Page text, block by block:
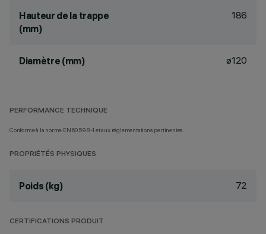
Hauteur de la trappe
(mm)
186
Diamètre (mm) ø120
PERFORMANCE TECHNIQUE
Conforme à la norme EN60598-1 et aux réglementations pertinentes.
PROPRIÉTÉS PHYSIQUES
Poids (kg) 72
CERTIFICATIONS PRODUIT